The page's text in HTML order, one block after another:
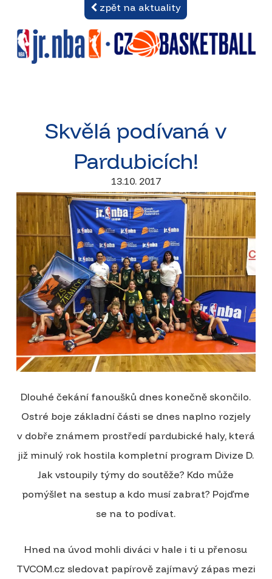
zpět na aktuality
Skvělá podívaná v
Pardubicích!
13.10. 2017
Dlouhé čekání fanoušků dnes konečně skončilo.
Ostré boje základní části se dnes naplno rozjely
v dobře známem prostředí pardubické haly, která
již minulý rok hostila kompletní program Divize D.
Jak vstoupily týmy do soutěže? Kdo může
pomýšlet na sestup a kdo musí zabrat? Pojďme
se na to podívat.
Hned na úvod mohli diváci v hale i ti u přenosu
TVCOM.cz sledovat papírově zajímavý zápas mezi